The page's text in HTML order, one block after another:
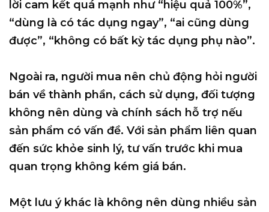
lời cam kết quá mạnh như “hiệu quả 100%”,
“dùng là có tác dụng ngay”, “ai cũng dùng
được”, “không có bất kỳ tác dụng phụ nào”.
Ngoài ra, người mua nên chủ động hỏi người
bán về thành phần, cách sử dụng, đối tượng
không nên dùng và chính sách hỗ trợ nếu
sản phẩm có vấn đề. Với sản phẩm liên quan
đến sức khỏe sinh lý, tư vấn trước khi mua
quan trọng không kém giá bán.
Một lưu ý khác là không nên dùng nhiều sản